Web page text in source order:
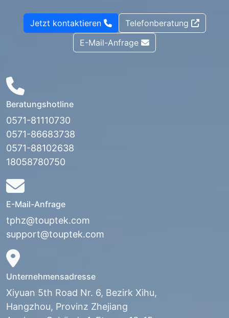
Jetzt kontaktieren
Telefonberatung
E-Mail-Anfrage
Beratungshotline
0571-81110730
0571-86683738
0571-88102638
18058780750
E-Mail-Anfrage
tphz@touptek.com
support@touptek.com
Unternehmensadresse
Xiyuan 5th Road Nr. 6, Bezirk Xihu,
Hangzhou, Provinz Zhejiang